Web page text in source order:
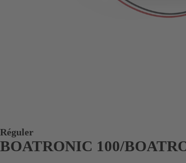
Réguler
BOATRONIC 100/